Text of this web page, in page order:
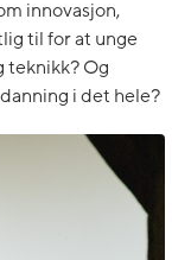
innovasjon,
til for at unge
teknikk? Og
i det hele?